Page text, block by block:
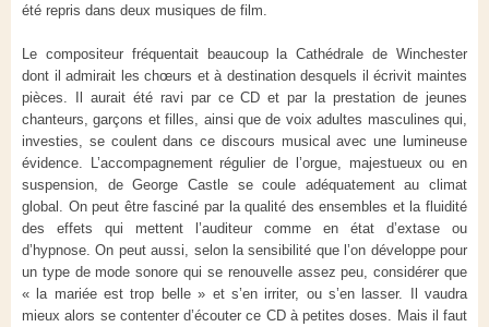
été repris dans deux musiques de film.
Le compositeur fréquentait beaucoup la Cathédrale de Winchester
dont il admirait les chœurs et à destination desquels il écrivit maintes
pièces. Il aurait été ravi par ce CD et par la prestation de jeunes
chanteurs, garçons et filles, ainsi que de voix adultes masculines qui,
investies, se coulent dans ce discours musical avec une lumineuse
évidence. L’accompagnement régulier de l’orgue, majestueux ou en
suspension, de George Castle se coule adéquatement au climat
global. On peut être fasciné par la qualité des ensembles et la fluidité
des effets qui mettent l’auditeur comme en état d’extase ou
d’hypnose. On peut aussi, selon la sensibilité que l’on développe pour
un type de mode sonore qui se renouvelle assez peu, considérer que
« la mariée est trop belle » et s’en irriter, ou s’en lasser. Il vaudra
mieux alors se contenter d’écouter ce CD à petites doses. Mais il faut